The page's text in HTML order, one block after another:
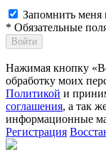
Запомнить меня
* Обязательные
Войти
Нажимая кнопку
обработку моих
Политикой и
соглашения, а так
информационные
Регистрация